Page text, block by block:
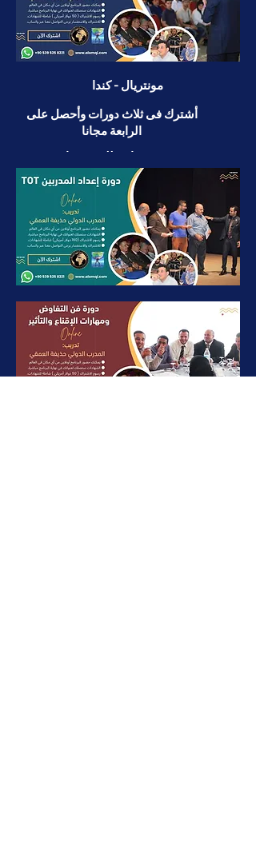
معتمدة من
المركز الكندى
للتنمية البشرية
مونتريال - كندا
أشترك فى ثلاث دورات وأحصل على
الرابعة مجانا